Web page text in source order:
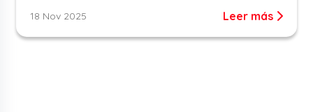
18 Nov 2025 Leer más